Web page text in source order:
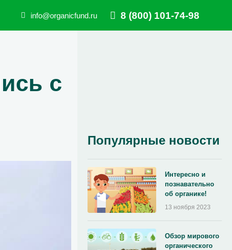
info@organicfund.ru 8 (800) 101-74-98
с
Популярные новости
Интересно и
познавательно
об органике!
13 ноября 2023
Обзор мирового
органического